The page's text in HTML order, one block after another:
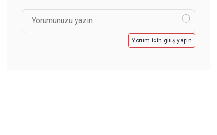
Yorum için giriş yapın